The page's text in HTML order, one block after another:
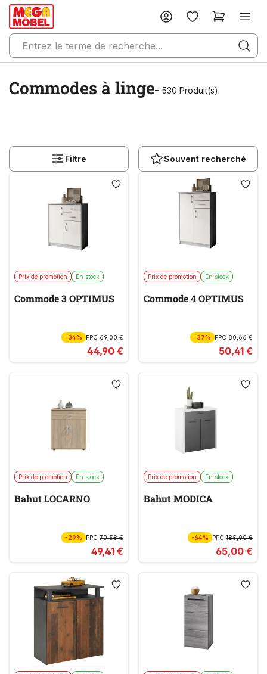
Commodes à linge– 530 Produit(s)
Filtre Souvent recherché
Prix de promotion En stock
Commode 3 OPTIMUS
-34% PPC 69,00 €
44,90 €
Prix de promotion En stock
Commode 4 OPTIMUS
-37% PPC80,66 €
50,41 €
Prix de promotion En stock
Bahut LOCARNO
-29% PPC 70,58 €
49,41 €
Prix de promotion En stock
Bahut MODICA
-64% PPC185,00 €
65,00 €